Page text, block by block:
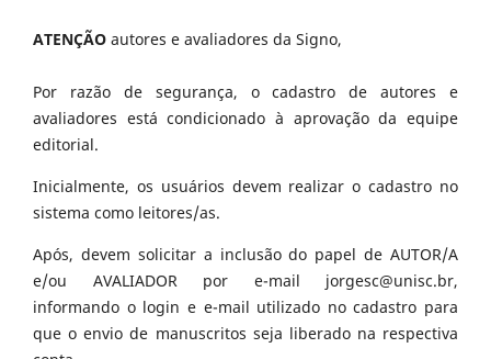
ATENÇÃO autores e avaliadores da Signo,
Por razão de segurança, o cadastro de autores e
avaliadores está condicionado à aprovação da equipe
editorial.
Inicialmente, os usuários devem realizar o cadastro no
sistema como leitores/as.
Após, devem solicitar a inclusão do papel de AUTOR/A
e/ou AVALIADOR por e-mail jorgesc@unisc.br,
informando o login e e-mail utilizado no cadastro para
que o envio de manuscritos seja liberado na respectiva